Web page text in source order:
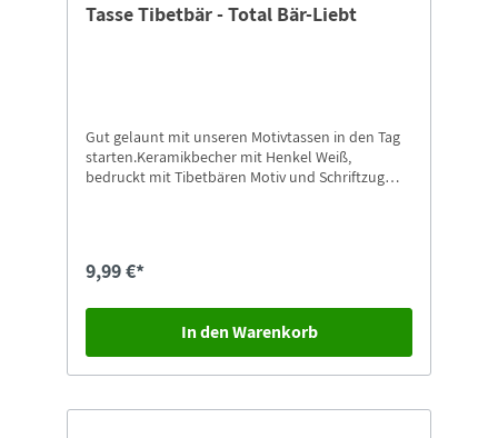
Tasse Tibetbär - Total Bär-Liebt
Gut gelaunt mit unseren Motivtassen in den Tag
starten.Keramikbecher mit Henkel Weiß,
bedruckt mit Tibetbären Motiv und Schriftzug
9,99 €*
In den Warenkorb